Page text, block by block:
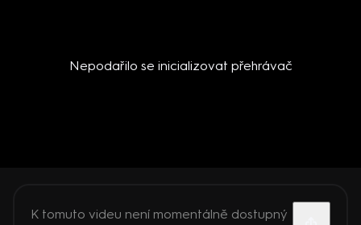
Nepodařilo se inicializovat přehrávač
K tomuto videu není momentálně dostupný